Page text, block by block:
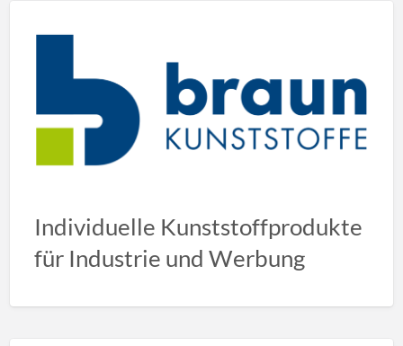
Individuelle Kunststoffprodukte
für Industrie und Werbung